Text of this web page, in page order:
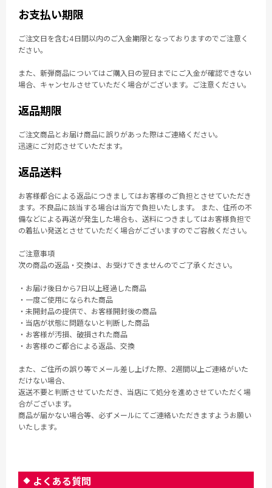
お支払い期限
ご注文日を含む4日間以内のご入金期限となっておりますのでご注意く
ださい。
また、新弾商品についてはご購入日の翌日までにご入金が確認できない
場合、キャンセルさせていただく場合がございます。ご注意ください。
返品期限
ご注文商品とお届け商品に誤りがあった際はご連絡ください。
迅速にご対応させていただます。
返品送料
お客様都合による返品につきましてはお客様のご負担とさせていただき
ます。不良品に該当する場合は当方で負担いたします。 また、住所の不
備などによる再送が発生した場合も、送料につきましてはお客様負担で
の着払い発送とさせていただく場合がございますのでご容赦ください。
ご注意事項
次の商品の返品・交換は、お受けできませんのでご了承ください。
・お届け後日から7日以上経過した商品
・一度ご使用になられた商品
・未開封品の提供で、お客様開封後の商品
・当店が状態に問題ないと判断した商品
・お客様が汚損、破損された商品
・お客様のご都合による返品、交換
また、ご住所の誤り等でメール差し上げた際、2週間以上ご連絡がいた
だけない場合、
返送不要と判断させていただき、当店にて処分を進めさせていただく場
合がございます。
商品が届かない場合等、必ずメールにてご連絡いただきますようお願い
いたします。
よくある質問